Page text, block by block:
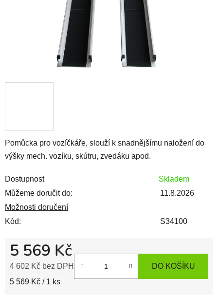
Pomůcka pro vozíčkáře, slouží k snadnějšímu naložení do
výšky mech. vozíku, skútru, zvedáku apod.
Dostupnost
Skladem
Můžeme doručit do:
11.8.2026
Možnosti doručení
Kód:
S34100
5 569 Kč
4 602 Kč bez DPH
Měrná cena:
5 569 Kč / 1 ks
DO KOŠÍKU